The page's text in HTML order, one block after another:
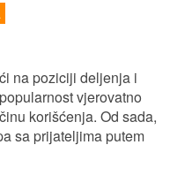
na poziciji deljenja i
vjerovatno
korišćenja. Od sada,
sa prijateljima putem